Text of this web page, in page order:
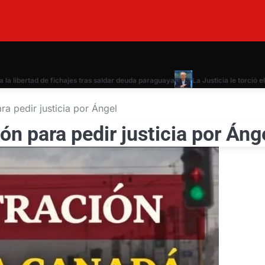
de fichajes tras saldar deuda paraguaya La Justicia le torció el brazo
pedir justicia por Ángel
para pedir justicia por